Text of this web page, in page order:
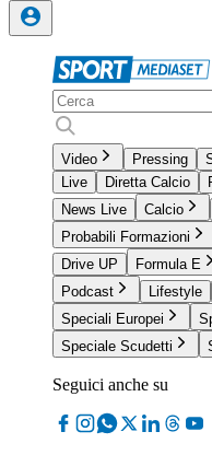
Video Pressing
Live
Diretta Calcio
News Live
Calcio
Probabili Formazioni
Drive UP
Formula E
Podcast
Lifestyle
Speciali Europei
Speciale Scudetti
Seguici anche su